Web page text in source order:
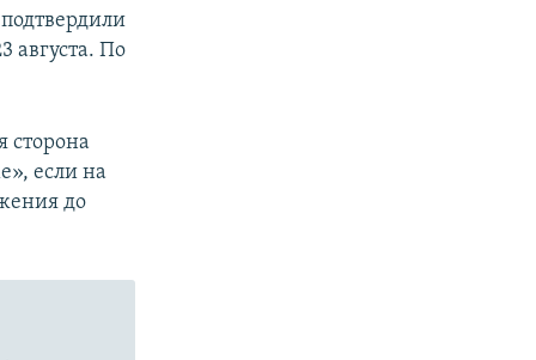
августа. По
сторона
если на
до